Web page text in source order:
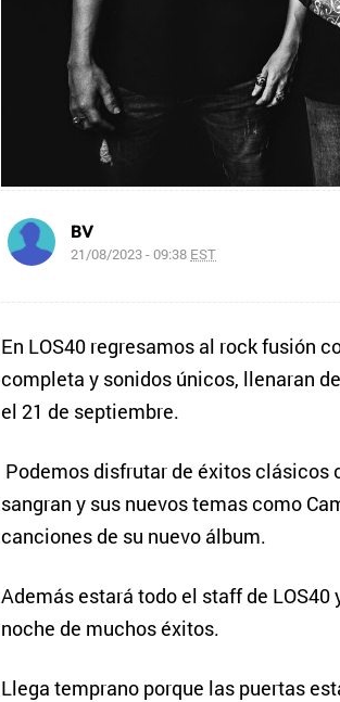
BV
21/08/2023 - 09:38 EST
En LOS40 regresamos al rock fusión
completa y sonidos únicos, llenaran
el 21 de septiembre.
Podemos disfrutar de éxitos clásicos
sangran y sus nuevos temas como
canciones de su nuevo álbum.
Además estará todo el staff de
noche de muchos éxitos.
Llega temprano porque las puertas